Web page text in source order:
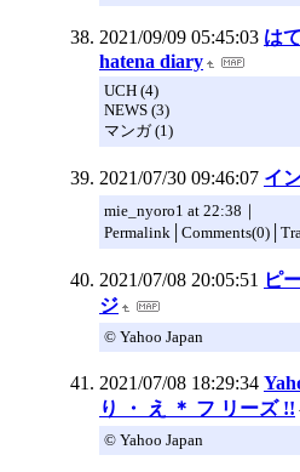
2021/09/09 05:45:03 は
hatena diary
UCH (4)
NEWS (3)
マンガ (1)
2021/07/30 09:46:07 イ
mie_nyoro1 at 22:38｜
2021/07/08 20:05:51 ピ
ジ
© Yahoo Japan
2021/07/08 18:29:34
り ・ え ＊ フ リーズ !!
© Yahoo Japan